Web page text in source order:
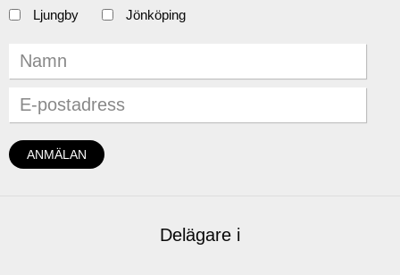
Ljungby
Jönköping
Delägare i